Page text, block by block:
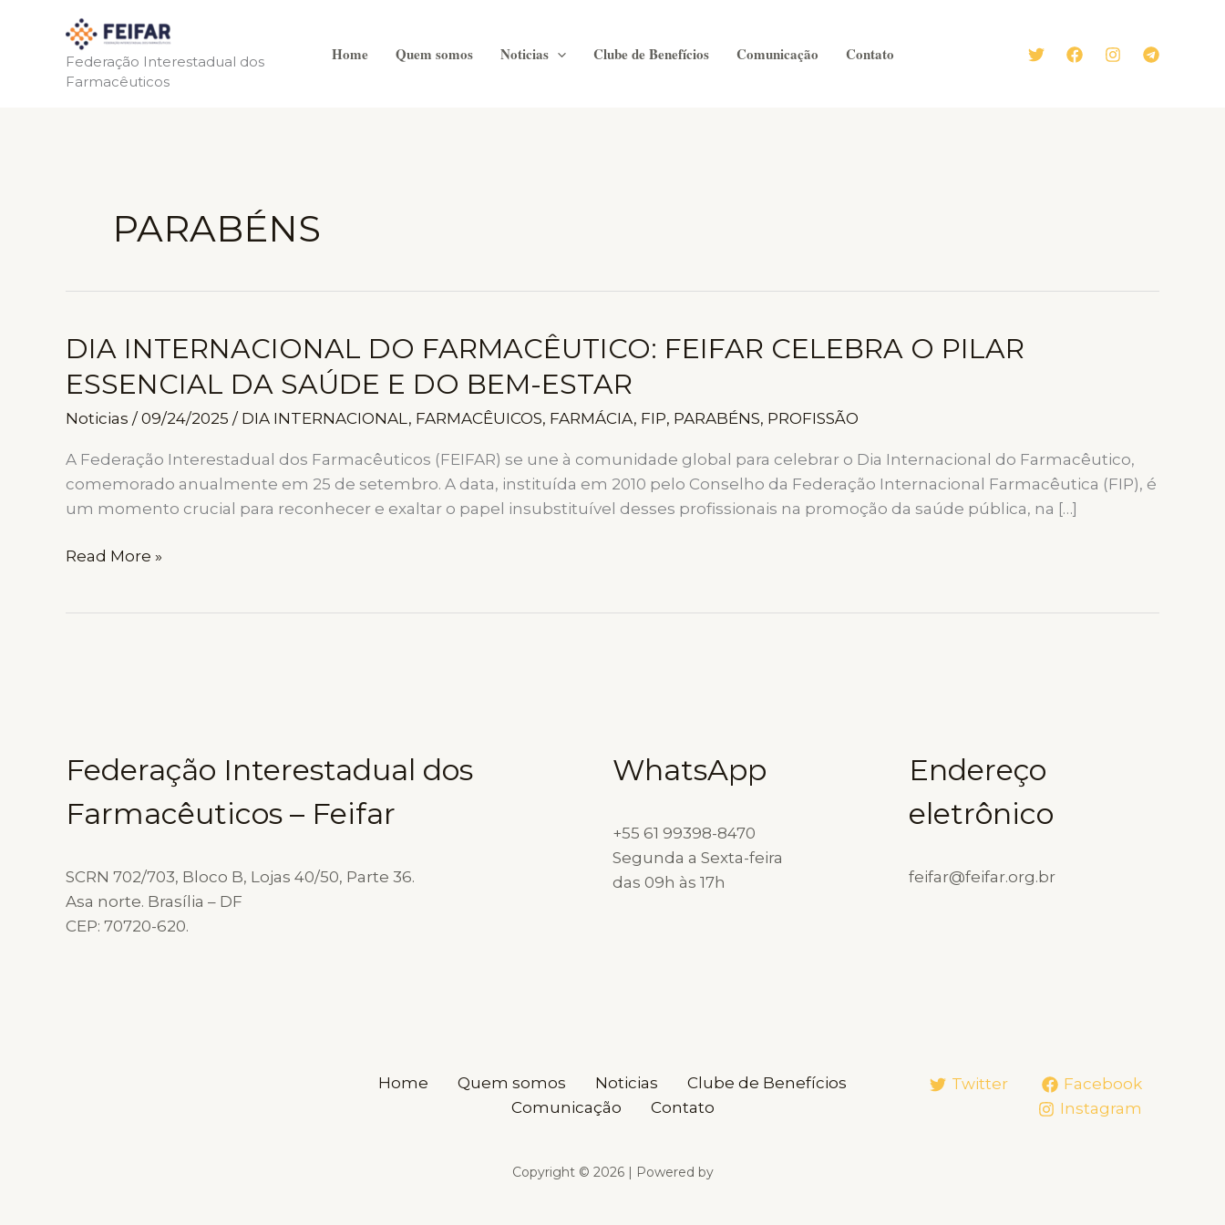
conteúdo
Federação Interestadual dos
Farmacêuticos
Home Quem somos Noticias Clube de Benefícios Comunicação Contato
PARABÉNS
DIA INTERNACIONAL DO FARMACÊUTICO: FEIFAR CELEBRA O PILAR
ESSENCIAL DA SAÚDE E DO BEM-ESTAR
Noticias /09/24/2025 / DIA INTERNACIONAL , FARMACÊUICOS, FARMÁCIA, FIP, PARABÉNS, PROFISSÃO
A Federação Interestadual dos Farmacêuticos (FEIFAR) se une à comunidade global para celebrar o Dia Internacional do Farmacêutico,
comemorado anualmente em 25 de setembro. A data, instituída em 2010 pelo Conselho da Federação Internacional Farmacêutica (FIP), é
um momento crucial para reconhecer e exaltar o papel insubstituível desses profissionais na promoção da saúde pública, na […]
DIA
DA
SAÚDE
E
BEM-
ESTAR
Read More »
Federação Interestadual dos
Farmacêuticos – Feifar
SCRN 702/703, Bloco B, Lojas 40/50, Parte 36.
Asa norte. Brasília – DF
CEP: 70720-620.
WhatsApp
+55 61 99398-8470
Segunda a Sexta-feira
das 09h às 17h
Endereço
eletrônico
feifar@feifar.org.br
Home Quem somos Noticias
Clube de Benefícios
Comunicação
Contato
Twitter
Facebook
Instagram
Copyright © 2026 | Powered by